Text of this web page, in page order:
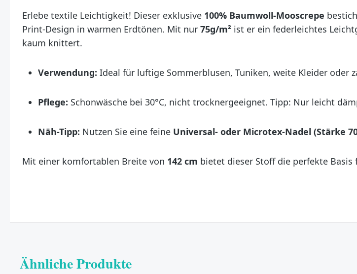
Erlebe textile Leichtigkeit! Dieser exklusive 100% Baumwoll-Mooscrepe
Print-Design in warmen Erdtönen. Mit nur 75g/m² ist er ein federleichtes
kaum knittert.
Verwendung: Ideal für luftige Sommerblusen, Tuniken, weite Kleider oder
Pflege: Schonwäsche bei 30°C, nicht trocknergeeignet. Tipp: Nur leicht
Näh-Tipp: Nutzen Sie eine feine Universal- oder Microtex-Nadel (Stärke
Mit einer komfortablen Breite von 142 cm bietet dieser Stoff die perfekte
Ähnliche Produkte